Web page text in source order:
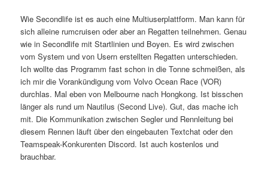
Wie Secondlife ist es auch eine Multiuserplattform. Man kann für
sich alleine rumcruisen oder aber an Regatten teilnehmen. Genau
wie in Secondlife mit Startlinien und Boyen. Es wird zwischen
vom System und von Usern erstellten Regatten unterschieden.
Ich wollte das Programm fast schon in die Tonne schmeißen, als
ich mir die Vorankündigung vom Volvo Ocean Race (VOR)
durchlas. Mal eben von Melbourne nach Hongkong. Ist bisschen
länger als rund um Nautilus (Second Live). Gut, das mache ich
mit. Die Kommunikation zwischen Segler und Rennleitung bei
diesem Rennen läuft über den eingebauten Textchat oder den
Teamspeak-Konkurenten Discord. Ist auch kostenlos und
brauchbar.